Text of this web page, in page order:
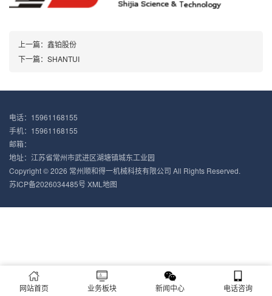
上一篇： 鑫铂股份
下一篇： SHANTUI
电话：15961168155
手机：15961168155
邮箱：
地址：江苏省常州市武进区湖塘镇城东工业园‌
Copyright © 2026 常州顺和得一机械科技有限公司 All Rights Reserved.
苏ICP备2026034485号 XML地图
网站首页 业务板块 新闻中心 电话咨询